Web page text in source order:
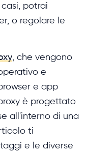
potrai
o regolare le
, che vengono
e
e app
è progettato
all'interno di una
ti
e le diverse